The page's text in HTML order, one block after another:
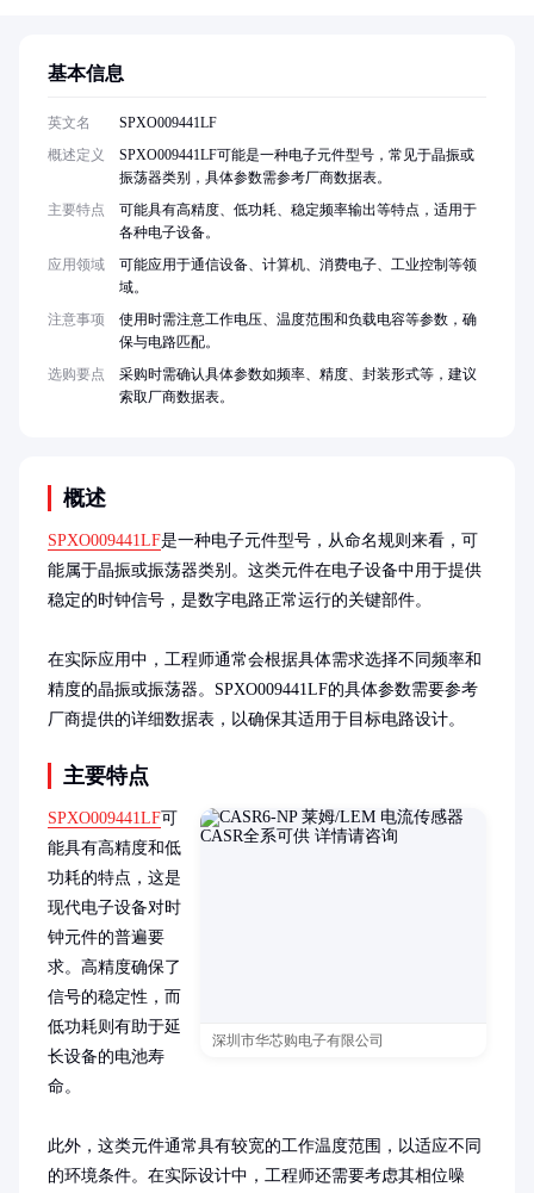
概述
SPXO009441LF是一种电子元件型号，从命名规则来看，可
能属于晶振或振荡器类别。这类元件在电子设备中用于提供
稳定的时钟信号，是数字电路正常运行的关键部件。
在实际应用中，工程师通常会根据具体需求选择不同频率和
精度的晶振或振荡器。SPXO009441LF的具体参数需要参考
厂商提供的详细数据表，以确保其适用于目标电路设计。
主要特点
深圳市华芯购电子有限公司
SPXO009441LF可
能具有高精度和低
功耗的特点，这是
现代电子设备对时
钟元件的普遍要
求。高精度确保了
信号的稳定性，而
低功耗则有助于延
长设备的电池寿
命。
此外，这类元件通常具有较宽的工作温度范围，以适应不同
的环境条件。在实际设计中，工程师还需要考虑其相位噪
基本信息
英文名
SPXO009441LF
概述定义
SPXO009441LF可能是一种电子元件型号，常见于晶振或
振荡器类别，具体参数需参考厂商数据表。
主要特点
可能具有高精度、低功耗、稳定频率输出等特点，适用于
各种电子设备。
应用领域
可能应用于通信设备、计算机、消费电子、工业控制等领
域。
注意事项
使用时需注意工作电压、温度范围和负载电容等参数，确
保与电路匹配。
选购要点
采购时需确认具体参数如频率、精度、封装形式等，建议
索取厂商数据表。